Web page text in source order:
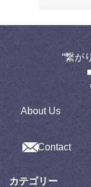
“繋が
About Us
Contact
カテゴリー